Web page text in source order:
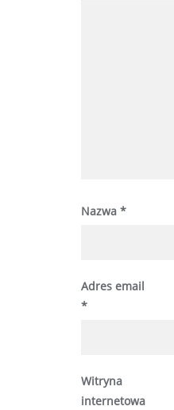
Nazwa *
Adres email
*
Witryna
internetowa